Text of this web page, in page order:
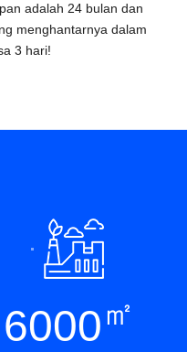
adalah 24 bulan dan
menghantarnya dalam
3 hari!
6000㎡